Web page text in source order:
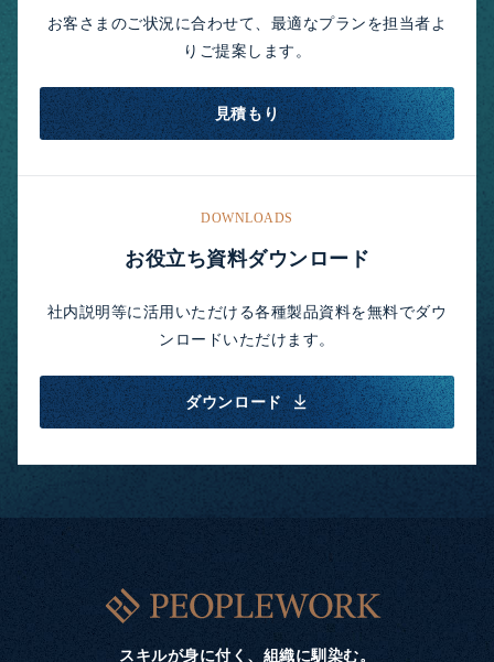
お客さまのご状況に合わせて、最適なプランを担当者よ
りご提案します。
見積もり
DOWNLOADS
お役立ち資料ダウンロード
社内説明等に活用いただける各種製品資料を無料でダウ
ンロードいただけます。
ダウンロード
スキルが身に付く、組織に馴染む。